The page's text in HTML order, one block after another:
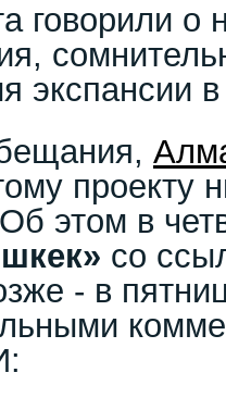
говорили о
экспансии
проекту
этом в
со
- в